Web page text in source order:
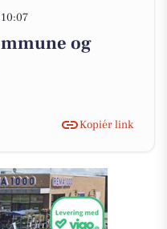
og
Kopiér link